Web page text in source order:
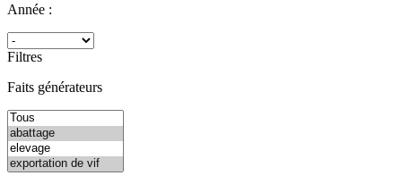
Année :
Filtres
Faits générateurs